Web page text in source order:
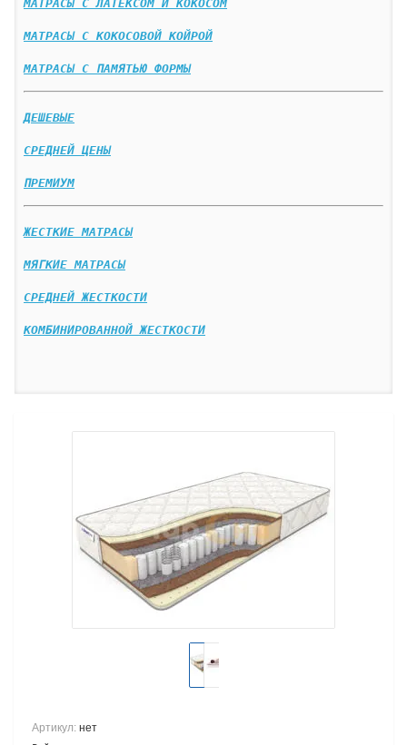
МАТРАСЫ С ЛАТЕКСОМ И КОКОСОМ
МАТРАСЫ С КОКОСОВОЙ КОЙРОЙ
МАТРАСЫ С ПАМЯТЬЮ ФОРМЫ
ДЕШЕВЫЕ
СРЕДНЕЙ ЦЕНЫ
ПРЕМИУМ
ЖЕСТКИЕ МАТРАСЫ
МЯГКИЕ МАТРАСЫ
СРЕДНЕЙ ЖЕСТКОСТИ
КОМБИНИРОВАННОЙ ЖЕСТКОСТИ
Артикул: нет